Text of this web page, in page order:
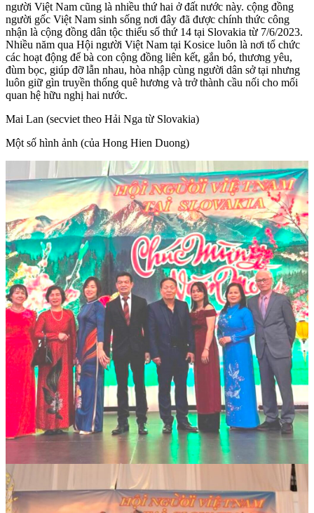
người Việt Nam cũng là nhiều thứ hai ở đất nước này. cộng đồng
người gốc Việt Nam sinh sống nơi đây đã được chính thức công
nhận là cộng đồng dân tộc thiểu số thứ 14 tại Slovakia từ 7/6/2023.
Nhiều năm qua Hội người Việt Nam tại Kosice luôn là nơi tổ chức
các hoạt động để bà con cộng đồng liên kết, gắn bó, thương yêu,
đùm bọc, giúp đỡ lẫn nhau, hòa nhập cùng người dân sở tại nhưng
luôn giữ gìn truyền thống quê hương và trở thành cầu nối cho mối
quan hệ hữu nghị hai nước.
Mai Lan (secviet theo Hải Nga từ Slovakia)
Một số hình ảnh (của Hong Hien Duong)